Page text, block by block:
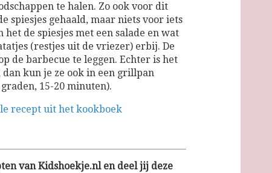
te halen. Zo ook voor dit
spiesjes gehaald, maar niets voor iets
de spiesjes met een salade en wat
(restjes uit de vriezer) erbij. De
de barbecue te leggen. Echter is het
kun je ze ook in een grillpan
15-20 minuten).
recept uit het kookboek
van Kidshoekje.nl en deel jij deze